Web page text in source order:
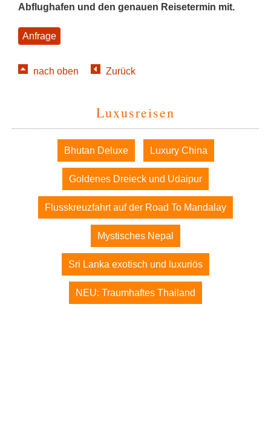
Abflughafen und den genauen Reisetermin mit.
Anfrage
nach oben Zurück
Luxusreisen
Navigation
überspringen
Bhutan Deluxe Luxury China
Goldenes Dreieck und Udaipur
Flusskreuzfahrt auf der Road To Mandalay
Mystisches Nepal
Sri Lanka exotisch und luxuriös
NEU: Traumhaftes Thailand